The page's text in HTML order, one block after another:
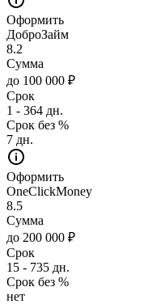
Оформить
ДоброЗайм
8.2
Сумма
до 100 000 ₽
Срок
1 - 364 дн.
Срок без %
7 дн.
Оформить
OneClickMoney
8.5
Сумма
до 200 000 ₽
Срок
15 - 735 дн.
Срок без %
нет